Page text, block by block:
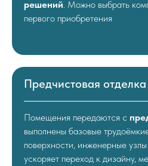
решений. Можно выбрать
первого приобретения
Предчистовая отделка
Помещения передаются с
выполнены базовые
поверхности, инженерные
ускоряет переход к дизайну,